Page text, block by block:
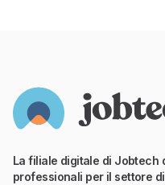
La filiale digitale di Jobtech
professionali per il settore